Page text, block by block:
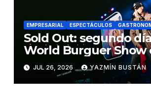
EMPRESARIAL ESPECTÁCULOS
Sold Out: segundo
World Burguer Show
conciertos de talla
JUL 26, 2026 YAZMÍN BUSTÁN